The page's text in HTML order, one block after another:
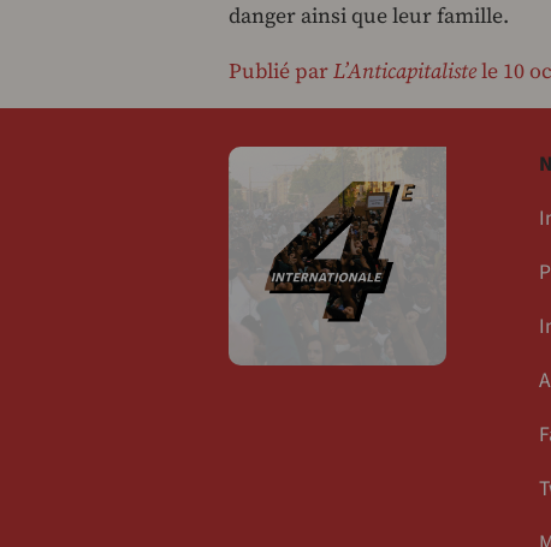
danger ainsi que leur famille.
Publié parL’Anticapitalistele 10